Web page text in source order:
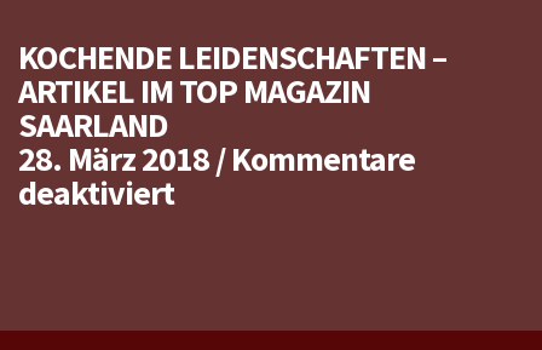
KOCHENDE LEIDENSCHAFTEN –
ARTIKEL IM TOP MAGAZIN
SAARLAND
28. März 2018/Kommentare
deaktiviertfür
Artikel